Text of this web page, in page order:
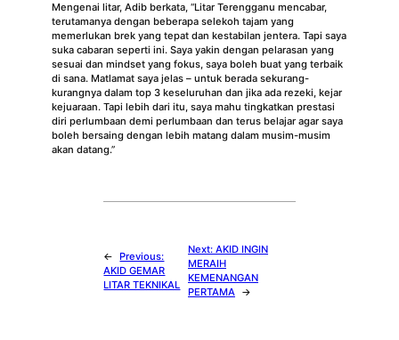
Mengenai litar, Adib berkata, “Litar Terengganu mencabar,
terutamanya dengan beberapa selekoh tajam yang
memerlukan brek yang tepat dan kestabilan jentera. Tapi saya
suka cabaran seperti ini. Saya yakin dengan pelarasan yang
sesuai dan mindset yang fokus, saya boleh buat yang terbaik
di sana. Matlamat saya jelas – untuk berada sekurang-
kurangnya dalam top 3 keseluruhan dan jika ada rezeki, kejar
kejuaraan. Tapi lebih dari itu, saya mahu tingkatkan prestasi
diri perlumbaan demi perlumbaan dan terus belajar agar saya
boleh bersaing dengan lebih matang dalam musim-musim
akan datang.”
←
Previous:
AKID GEMAR
LITAR TEKNIKAL
Next: AKID INGIN
MERAIH
KEMENANGAN
PERTAMA →